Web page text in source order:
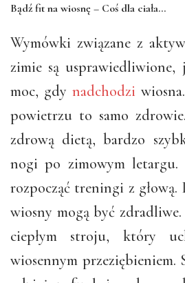
Bądź fit na wiosnę – Coś dla ciała…
Wymówki związane z
zimie są usprawiedliwione,
moc, gdy nadchodzi
powietrzu to samo
zdrową dietą, bardzo
nogi po zimowym letargu.
rozpocząć treningi z głową.
wiosny mogą być
ciepłym stroju, który
wiosennym przeziębieniem.